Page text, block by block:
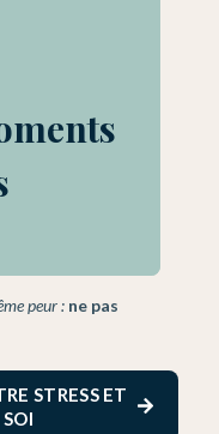
peur : ne pas
STRESS ET